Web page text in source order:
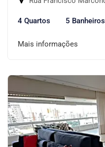
4 Quartos 5 Banheiros
Mais informações